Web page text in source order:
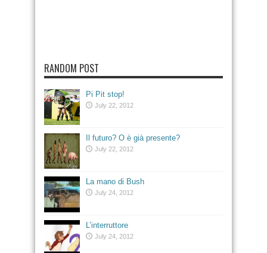
RANDOM POST
Pi Pit stop!
July 22, 2012
Il futuro? O è già presente?
July 22, 2012
La mano di Bush
July 24, 2012
L’interruttore
July 24, 2012